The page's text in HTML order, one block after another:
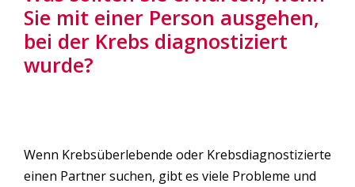
Sie mit einer Person ausgehen,
bei der Krebs diagnostiziert
wurde?
Wenn Krebsüberlebende oder Krebsdiagnostizierte
einen Partner suchen, gibt es viele Probleme und